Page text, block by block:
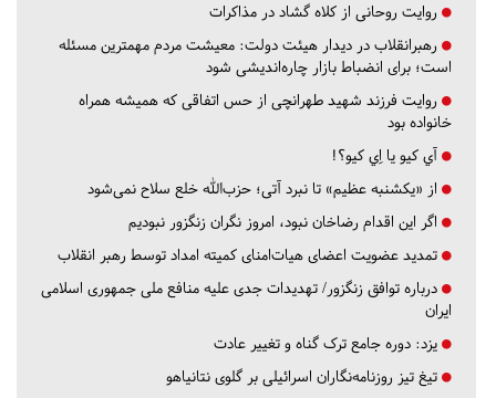
روایت روحانی از کلاه گشاد در مذاکرات
رهبرانقلاب در دیدار هیئت دولت: معیشت مردم مهمترین مسئله
است؛ برای انضباط بازار چاره‌اندیشی شود
روایت فرزند شهید طهرانچی از حس اتفاقی که همیشه همراه
خانواده بود
آي كيو يا اِي كيو؟!
از «یکشنبه عظیم» تا نبرد آتی؛ حزب‌الله خلع سلاح نمی‌شود
اگر این اقدام رضاخان نبود، امروز نگران زنگزور نبودیم
تمدید عضویت اعضای هیات‌امنای کمیته امداد توسط رهبر انقلاب
درباره توافق زنگزور/ تهدیدات جدی علیه منافع ملی جمهوری اسلامی
ایران
یزد: دوره جامع ترک گناه و تغییر عادت
تیغ تیز روزنامه‌نگاران اسرائیلی بر گلوی نتانیاهو